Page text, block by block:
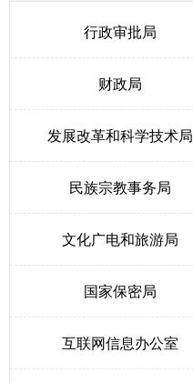
行政审批局
财政局
发展改革和科学技术局
民族宗教事务局
文化广电和旅游局
国家保密局
互联网信息办公室